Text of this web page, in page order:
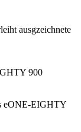
ausgzeichnete
900
eONE-EIGHTY